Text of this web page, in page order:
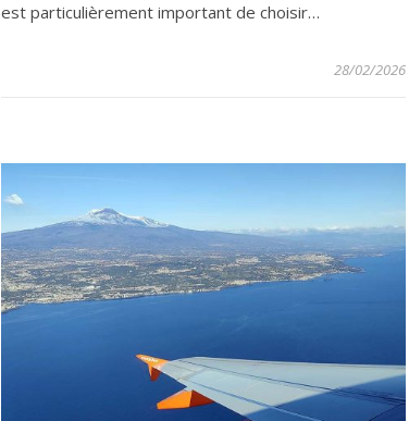
est particulièrement important de choisir…
28/02/2026